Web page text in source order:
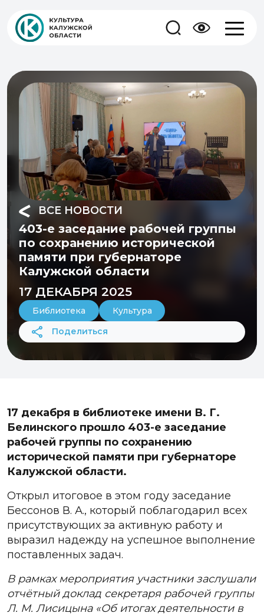
ВСЕ НОВОСТИ
403-е заседание рабочей группы
по сохранению исторической
памяти при губернаторе
Калужской области
17 ДЕКАБРЯ 2025
Библиотека
Культура
Поделиться
17 декабря в библиотеке имени В. Г.
Белинского прошло 403-е заседание
рабочей группы по сохранению
исторической памяти при губернаторе
Калужской области.
Открыл итоговое в этом году заседание
Бессонов В. А., который поблагодарил всех
присутствующих за активную работу и
выразил надежду на успешное выполнение
поставленных задач.
В рамках мероприятия участники заслушали
отчётный доклад секретаря рабочей группы
Л. М. Лисицына «Об итогах деятельности в